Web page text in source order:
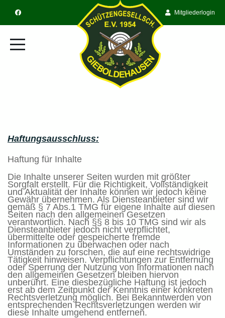
Mitgliederlogin
Haftungsausschluss:
Haftung für Inhalte
Die Inhalte unserer Seiten wurden mit größter
Sorgfalt erstellt. Für die Richtigkeit, Vollständigkeit
und Aktualität der Inhalte können wir jedoch keine
Gewähr übernehmen. Als Diensteanbieter sind wir
gemäß § 7 Abs.1 TMG für eigene Inhalte auf diesen
Seiten nach den allgemeinen Gesetzen
verantwortlich. Nach §§ 8 bis 10 TMG sind wir als
Diensteanbieter jedoch nicht verpflichtet,
übermittelte oder gespeicherte fremde
Informationen zu überwachen oder nach
Umständen zu forschen, die auf eine rechtswidrige
Tätigkeit hinweisen. Verpflichtungen zur Entfernung
oder Sperrung der Nutzung von Informationen nach
den allgemeinen Gesetzen bleiben hiervon
unberührt. Eine diesbezügliche Haftung ist jedoch
erst ab dem Zeitpunkt der Kenntnis einer konkreten
Rechtsverletzung möglich. Bei Bekanntwerden von
entsprechenden Rechtsverletzungen werden wir
diese Inhalte umgehend entfernen.